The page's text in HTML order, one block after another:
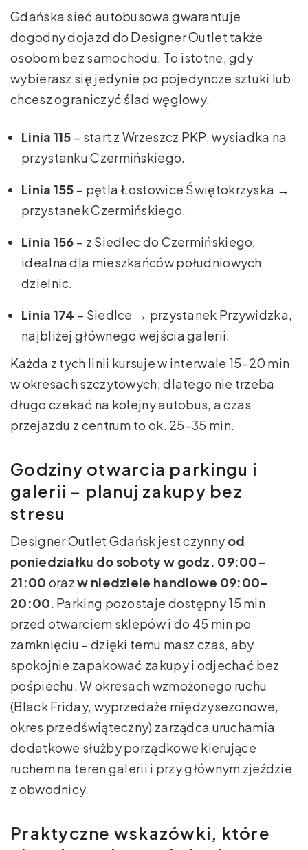
Gdańska sieć autobusowa gwarantuje
dogodny dojazd do Designer Outlet także
osobom bez samochodu. To istotne, gdy
wybierasz się jedynie po pojedyncze sztuki lub
chcesz ograniczyć ślad węglowy.
Linia 115 – start z Wrzeszcz PKP, wysiadka na
przystanku Czermińskiego.
Linia 155 – pętla Łostowice Świętokrzyska →
przystanek Czermińskiego.
Linia 156 – z Siedlec do Czermińskiego,
idealna dla mieszkańców południowych
dzielnic.
Linia 174 – Siedlce → przystanek Przywidzka,
najbliżej głównego wejścia galerii.
Każda z tych linii kursuje w interwale 15–20 min
w okresach szczytowych, dlatego nie trzeba
długo czekać na kolejny autobus, a czas
przejazdu z centrum to ok. 25–35 min.
Godziny otwarcia parkingu i
galerii – planuj zakupy bez
stresu
Designer Outlet Gdańsk jest czynny od
poniedziałku do soboty w godz. 09:00–
21:00 orazw niedziele handlowe 09:00–
20:00. Parking pozostaje dostępny 15 min
przed otwarciem sklepów i do 45 min po
zamknięciu – dzięki temu masz czas, aby
spokojnie zapakować zakupy i odjechać bez
pośpiechu. W okresach wzmożonego ruchu
(Black Friday, wyprzedaże międzysezonowe,
okres przedświąteczny) zarządca uruchamia
dodatkowe służby porządkowe kierujące
ruchem na teren galerii i przy głównym zjeździe
z obwodnicy.
Praktyczne wskazówki, które